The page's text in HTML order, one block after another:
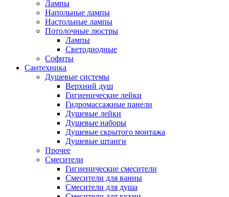
Лампы
Напольные лампы
Настольные лампы
Потолочные люстры
Лампы
Светодиодные
Софиты
Сантехника
Душевые системы
Верхний душ
Гигиенические лейки
Гидромассажные панели
Душевые лейки
Душевые наборы
Душевые скрытого монтажа
Душевые штанги
Прочее
Смесители
Гигиенические смесители
Смесители для ванны
Смесители для душа